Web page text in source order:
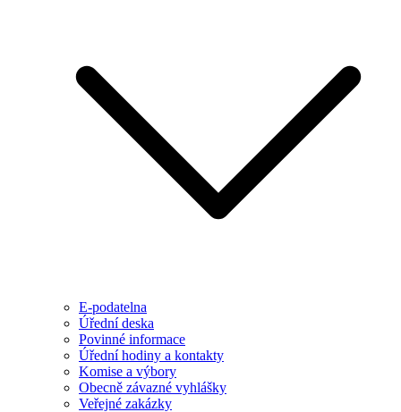
E-podatelna
Úřední deska
Povinné informace
Úřední hodiny a kontakty
Komise a výbory
Obecně závazné vyhlášky
Veřejné zakázky